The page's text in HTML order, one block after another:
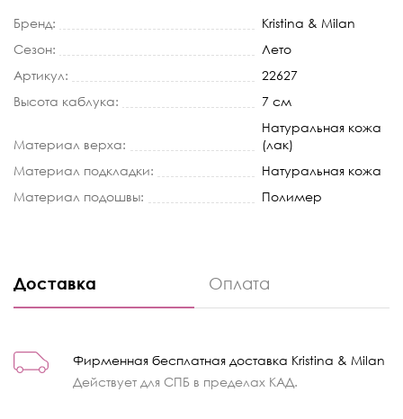
Бренд:
Kristina & Milan
Сезон:
Лето
Артикул:
22627
Высота каблука:
7 см
Материал верха:
Натуральная кожа
(лак)
Материал подкладки:
Натуральная кожа
Материал подошвы:
Полимер
Доставка Оплата
Фирменная бесплатная доставка Kristina & Milan
Действует для СПБ в пределах КАД.